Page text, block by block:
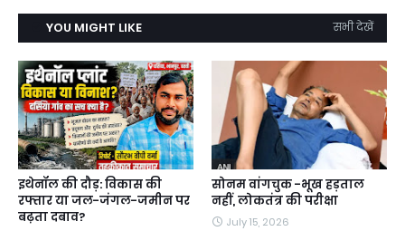
YOU MIGHT LIKE सभी देखें
इथेनॉल की दौड़: विकास की
रफ्तार या जल-जंगल-जमीन पर
बढ़ता दबाव?
सोनम वांगचुक -भूख हड़ताल
नहीं, लोकतंत्र की परीक्षा
July 15, 2026